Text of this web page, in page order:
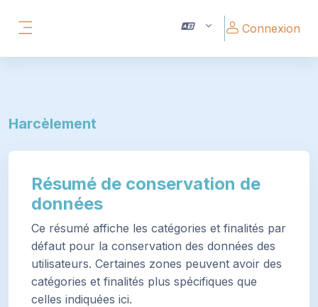
Connexion
Harcèlement
Résumé de conservation de
données
Ce résumé affiche les catégories et finalités par
défaut pour la conservation des données des
utilisateurs. Certaines zones peuvent avoir des
catégories et finalités plus spécifiques que
celles indiquées ici.